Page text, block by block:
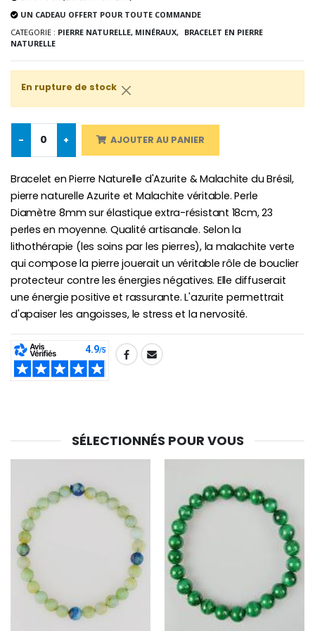
€4.90 €23.00
UN CADEAU OFFERT POUR TOUTE COMMANDE
CATEGORIE : PIERRE NATURELLE, MINÉRAUX, BRACELET EN PIERRE
NATURELLE
En rupture de stock
- + AJOUTER AU PANIER
Bracelet en Pierre Naturelle d'Azurite & Malachite du Brésil,
pierre naturelle Azurite et Malachite véritable. Perle
Diamètre 8mm sur élastique extra-résistant 18cm, 23
perles en moyenne. Qualité artisanale. Selon la
lithothérapie (les soins par les pierres), la malachite verte
qui compose la pierre jouerait un véritable rôle de bouclier
protecteur contre les énergies négatives. Elle diffuserait
une énergie positive et rassurante. L'azurite permettrait
d'apaiser les angoisses, le stress et la nervosité.
SHARE:
SÉLECTIONNÉS POUR VOUS